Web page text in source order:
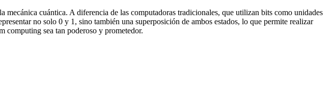
cuántica. A diferencia de las computadoras tradicionales, que utilizan bits como unidades
no solo 0 y 1, sino también una superposición de ambos estados, lo que permite realizar
computing sea tan poderoso y prometedor.